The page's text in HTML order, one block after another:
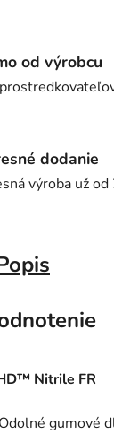
od výrobcu
dodanie
výroba už od
Nitrile FR
Odolné gumové